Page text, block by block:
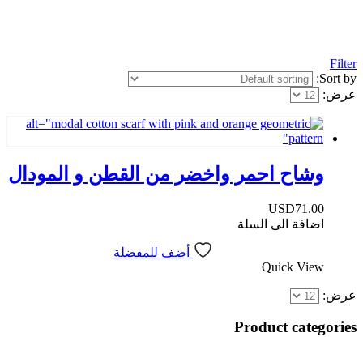
Filter
Sort by:
عرض:
وشاح احمر واخضر من القطن و المودال
USD71.00
اضافة الى السلة
أضف للمفضلة
Quick View
عرض:
Product categories